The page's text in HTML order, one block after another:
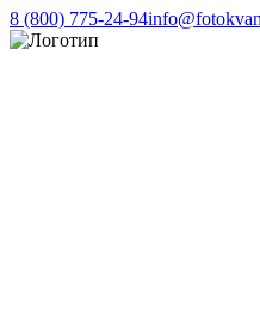
8 (800) 775-24-94